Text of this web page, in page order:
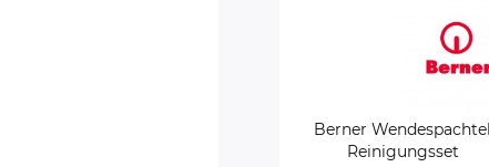
Berner Wendespachtel
Reinigungsset